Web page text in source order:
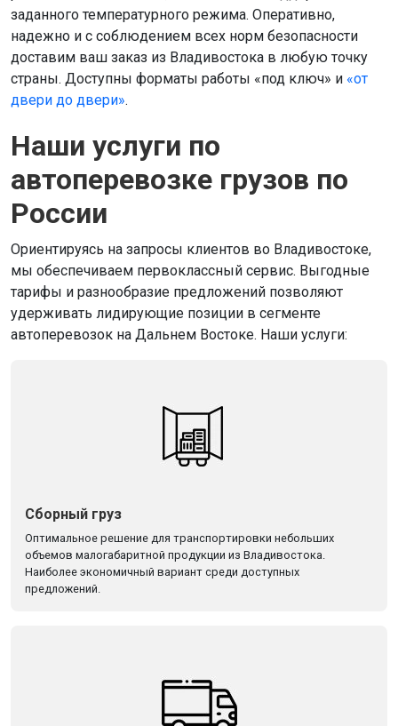
заданного температурного режима. Оперативно,
надежно и с соблюдением всех норм безопасности
доставим ваш заказ из Владивостока в любую точку
страны. Доступны форматы работы «под ключ» и «от
двери до двери».
Наши услуги по
автоперевозке грузов по
России
Ориентируясь на запросы клиентов во Владивостоке,
мы обеспечиваем первоклассный сервис. Выгодные
тарифы и разнообразие предложений позволяют
удерживать лидирующие позиции в сегменте
автоперевозок на Дальнем Востоке. Наши услуги:
Сборный груз
Оптимальное решение для транспортировки небольших
объемов малогабаритной продукции из Владивостока.
Наиболее экономичный вариант среди доступных
предложений.